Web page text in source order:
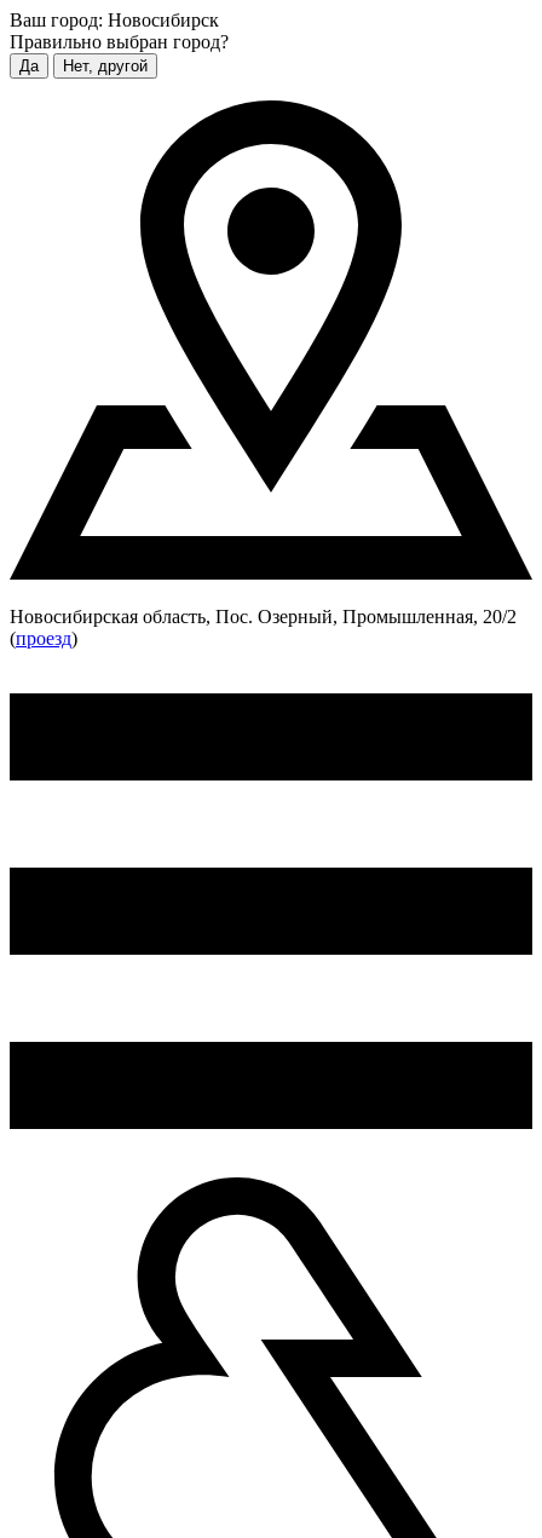
Ваш город: Новосибирск
Правильно выбран город?
Да Нет, другой
Новосибирская область, Пос. Озерный, Промышленная, 20/2
(проезд)